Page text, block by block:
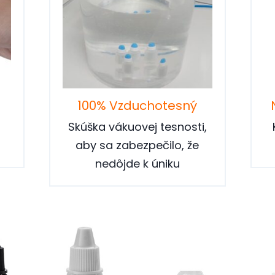
100% Vzduchotesný
Skúška vákuovej tesnosti,
aby sa zabezpečilo, že
nedôjde k úniku